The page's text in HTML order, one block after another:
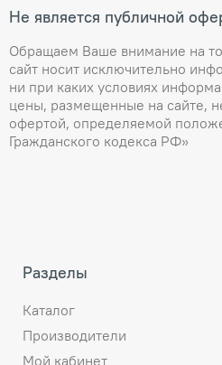
Не является публичной
Обращаем Ваше внимание на
сайт носит исключительно
ни при каких условиях
цены, размещенные на сайте,
офертой, определяемой
Гражданского кодекса РФ»
Разделы
Каталог
Производители
Мой кабинет